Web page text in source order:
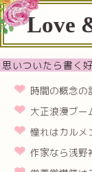
Love
思いついたら書く
時間の概念の
大正浪漫ブー
憧れはカルメ
作家なら浅野